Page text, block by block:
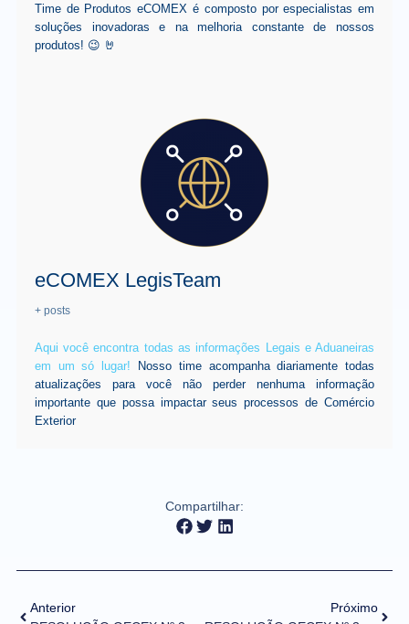
Time de Produtos eCOMEX é composto por especialistas em
soluções inovadoras e na melhoria constante de nossos
produtos! 😉 🤘
eCOMEX LegisTeam
+ posts
Aqui você encontra todas as informações Legais e Aduaneiras
em um só lugar! Nosso time acompanha diariamente todas
atualizações para você não perder nenhuma informação
importante que possa impactar seus processos de Comércio
Exterior
Compartilhar:
Anterior
Próximo